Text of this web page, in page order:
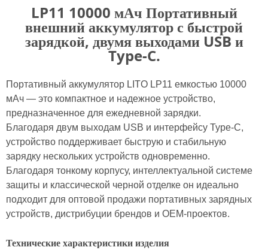
LP11 10000 мАч Портативный
внешний аккумулятор с быстрой
зарядкой, двумя выходами USB и
Type-C.
Портативный аккумулятор LITO LP11 емкостью 10000
мАч — это компактное и надежное устройство,
предназначенное для ежедневной зарядки.
Благодаря двум выходам USB и интерфейсу Type-C,
устройство поддерживает быструю и стабильную
зарядку нескольких устройств одновременно.
Благодаря тонкому корпусу, интеллектуальной системе
защиты и классической черной отделке он идеально
подходит для оптовой продажи портативных зарядных
устройств, дистрибуции брендов и OEM-проектов.
Технические характеристики изделия